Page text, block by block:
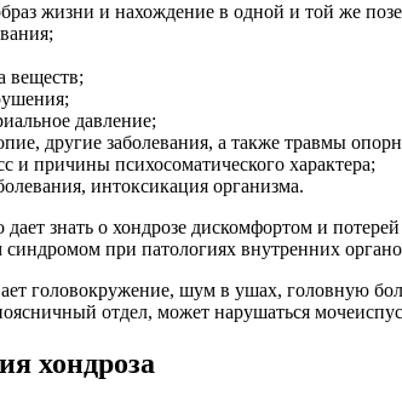
жизни и нахождение в одной и той же
веществ;
давление;
другие заболевания, а также травмы
и причины психосоматического характера;
интоксикация организма.
дает знать о хондрозе дискомфортом и
синдромом при патологиях внутренних
головокружение, шум в ушах, головную
отдел, может нарушаться
хондроза